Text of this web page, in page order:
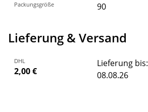
Packungsgröße 90
Lieferung & Versand
DHL
2,00 €
Lieferung bis:
08.08.26